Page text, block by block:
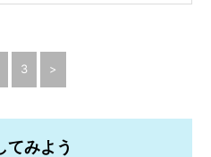
3 >
てみよう